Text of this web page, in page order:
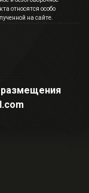
относятся особо
на сайте.
размещения